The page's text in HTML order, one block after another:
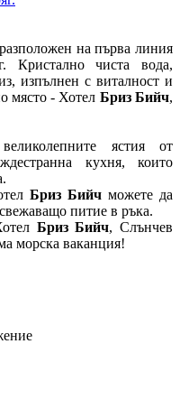
на първа линия
Кристално чиста вода,
изпълнен с виталност и
място - Хотел Бриз Бийч,
ястия от
кухня, които
Бриз Бийчможете да
питие в ръка.
Бриз Бийч, Слънчев
морска ваканция!